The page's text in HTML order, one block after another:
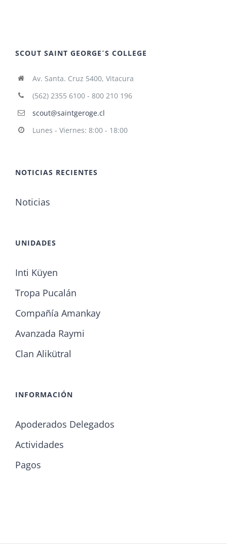
SCOUT SAINT GEORGE´S COLLEGE
Av. Santa. Cruz 5400, Vitacura
(562) 2355 6100 - 800 210 196
scout@saintgeroge.cl
Lunes - Viernes: 8:00 - 18:00
NOTICIAS RECIENTES
Noticias
UNIDADES
Inti Küyen
Tropa Pucalán
Compañía Amankay
Avanzada Raymi
Clan Alikütral
INFORMACIÓN
Apoderados Delegados
Actividades
Pagos